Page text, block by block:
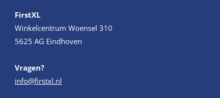
FirstXL
Winkelcentrum Woensel 310
5625 AG Eindhoven
Vragen?
info@firstxl.nl